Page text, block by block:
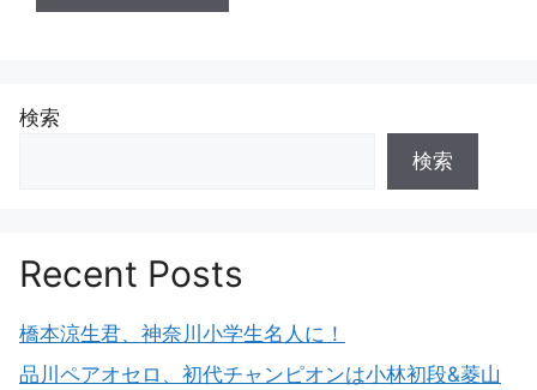
検索
検索
Recent Posts
橋本涼生君、神奈川小学生名人に！
品川ペアオセロ、初代チャンピオンは小林初段&菱山